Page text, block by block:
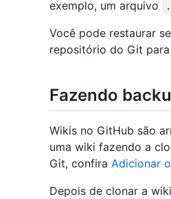
exemplo, um arquivo
Você pode restaurar
repositório do Git
Fazendo
Wikis no GitHub são
uma wiki fazendo a
Git, confira Adicionar
Depois de clonar a